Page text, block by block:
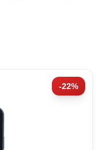
-22%